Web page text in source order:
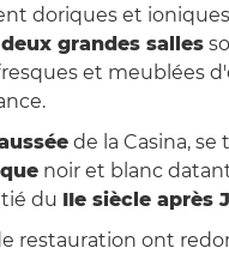
doriques et
deux grandes salles
et meublées
de la Casina, se
noir et blanc
du IIe siècle après
restauration ont